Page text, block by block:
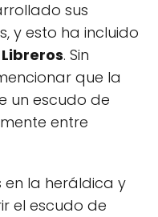
sus
y esto ha incluido
Libreros. Sin
que la
un escudo de
entre
en la heráldica y
el escudo de